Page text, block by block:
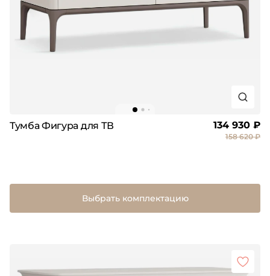
Тумба Фигура для ТВ 134 930 ₽
158 620 ₽
Выбрать комплектацию